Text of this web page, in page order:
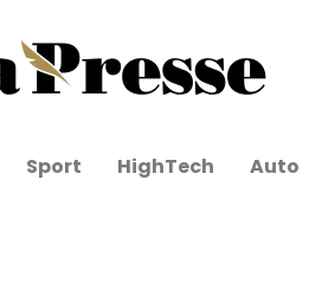
Sport HighTech Auto